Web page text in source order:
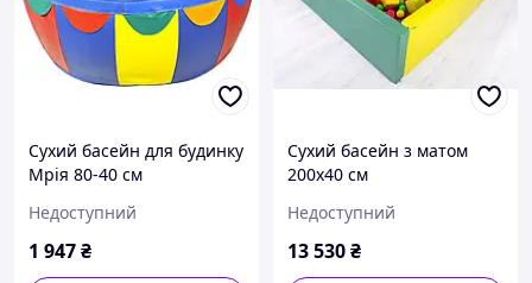
Сухий басейн для будинку
Мрія 80-40 см
Недоступний
1 947₴
Сухий басейн з матом
200х40 см
Недоступний
13 530₴